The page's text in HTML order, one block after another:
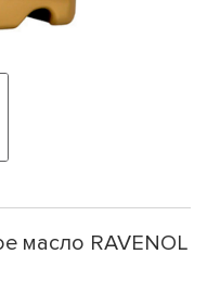
масло RAVENOL